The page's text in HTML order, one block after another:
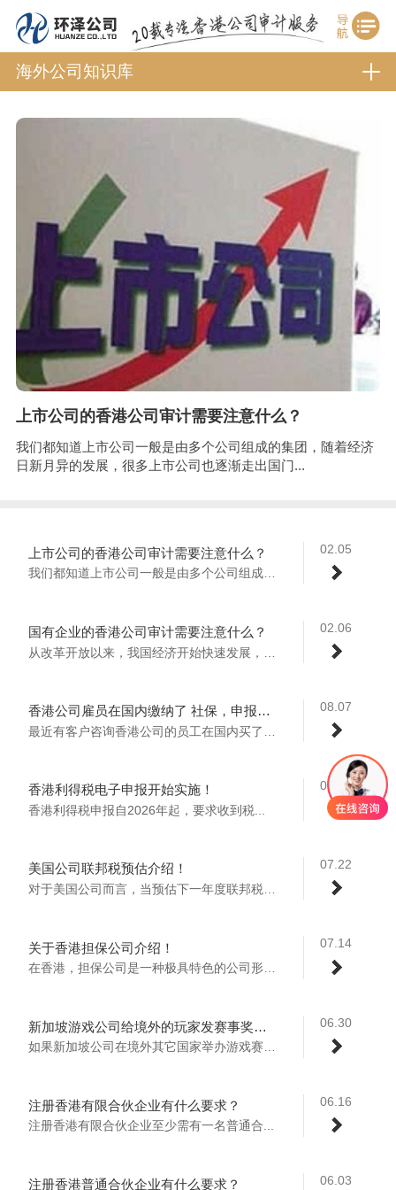
海外公司知识库
上市公司的香港公司审计需要注意什么？
我们都知道上市公司一般是由多个公司组成的集团，随着经济
日新月异的发展，很多上市公司也逐渐走出国门...
02.05
上市公司的香港公司审计需要注意什么？
我们都知道上市公司一般是由多个公司组成的...
02.06
国有企业的香港公司审计需要注意什么？
08.07
香港公司雇员在国内缴纳了 社保，申报薪俸税是按照应发还是实发？
07.29
香港利得税电子申报开始实施！
香港利得税申报自2026年起，要求收到税...
07.22
美国公司联邦税预估介绍！
07.14
关于香港担保公司介绍！
在香港，担保公司是一种极具特色的公司形式...
06.30
新加坡游戏公司给境外的玩家发赛事奖金或者肖像权授权费需要在新加坡申报个税或者预估税吗？
如果新加坡公司在境外其它国家举办游戏赛事...
06.16
注册香港有限合伙企业有什么要求？
注册香港有限合伙企业至少需有‌一名普通合...
06.03
注册香港普通合伙企业有什么要求？